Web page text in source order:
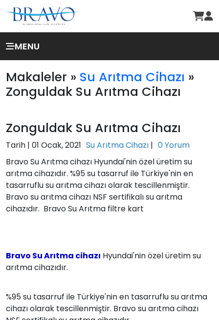
MENU
Makaleler » Su Arıtma Cihazı »
Zonguldak Su Arıtma Cihazı
Zonguldak Su Arıtma Cihazı
Tarih | 01 Ocak, 2021 Su Arıtma Cihazı | 0 Yorum
Bravo Su Arıtma cihazı Hyundai'nin özel üretim su
arıtma cihazıdır. %95 su tasarruf ile Türkiye'nin en
tasarruflu su arıtma cihazı olarak tescillenmiştir.
Bravo su arıtma cihazı NSF sertifikalı su arıtma
cihazıdır. Bravo Su Arıtma filtre kart
Bravo Su Arıtma cihazı Hyundai'nin özel üretim su
arıtma cihazıdır.
%95 su tasarruf ile Türkiye'nin en tasarruflu su arıtma
cihazı olarak tescillenmiştir. Bravo su arıtma cihazı